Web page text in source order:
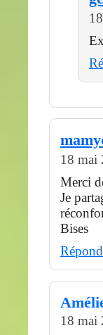
18 mai
Merci
Je
Bises
18 mai